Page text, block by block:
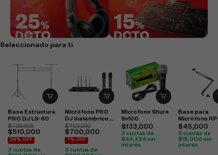
Seleccionado para ti
Base Estructura
PRO DJ LS-60
$708,000
$510,000
28% OFF
3 cuotas de
Micrófono PRO
DJ Inalambrico
UHV-822M
$753,000
$ 700,000
7% OFF
3 cuotas de
Microfono Shure
Sv100
$133,000
3 cuotas de
$44,334 sin
interés
Base para
Micrófono
PRO DJ
$45,000
3 cuotas de
$15,000 sin
interés